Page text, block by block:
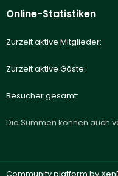
Online-Statistiken
Zurzeit aktive Mitglieder
Zurzeit aktive Gäste
Besucher gesamt
Die Summen können auch